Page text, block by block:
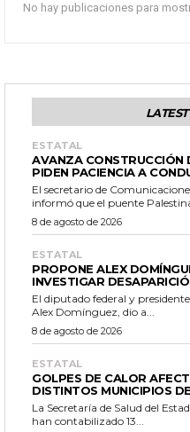
No hay publicaciones para
ESTATAL
AVANZA CONSTRUCCIÓN
PIDEN PACIENCIA A
El secretario de
informó que el puente
8 de agosto de 2026
ESTATAL
PROPONE ALEX
INVESTIGAR
El diputado federal y
Alex Domínguez, dio a...
8 de agosto de 2026
ESTATAL
GOLPES DE CALOR
DISTINTOS MUNICIPIOS
La Secretaría de Salud del
han contabilizado 13...